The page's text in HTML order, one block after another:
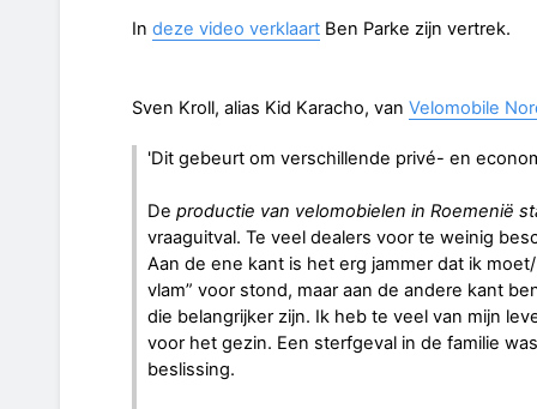
In deze video verklaart Ben Parke zijn vertrek.
Sven Kroll, alias Kid Karacho, van Velomobile
'Dit gebeurt om verschillende privé- en
Deproductie van velomobielen in Roemenië
vraaguitval. Te veel dealers voor te weinig
Aan de ene kant is het erg jammer dat ik
vlam” voor stond, maar aan de andere kant
die belangrijker zijn. Ik heb te veel van mijn
voor het gezin. Een sterfgeval in de familie
beslissing.